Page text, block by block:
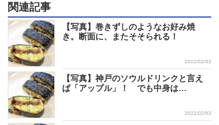
関連記事
【写真】巻きずしのようなお好み焼
き。断面に、またそそられる！
2022/02/03
【写真】神戸のソウルドリンクと言え
ば「アップル」！ でも中身は…
2022/02/03